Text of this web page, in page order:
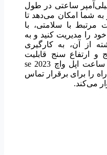
ساعت با یک باتری 296 میلی‌آمپر ساعتی در طول
شما امکان می‌دهد تا
مرتبط با سلامتی، با
را مدیریت کنید و به
از آن، به کارگیری
ارتفاع سنج قابلیت
تشخیص حادثه و ضربه را به ساعت اپل واچ se 2023
را برای برقرار تماس
می‌کند.